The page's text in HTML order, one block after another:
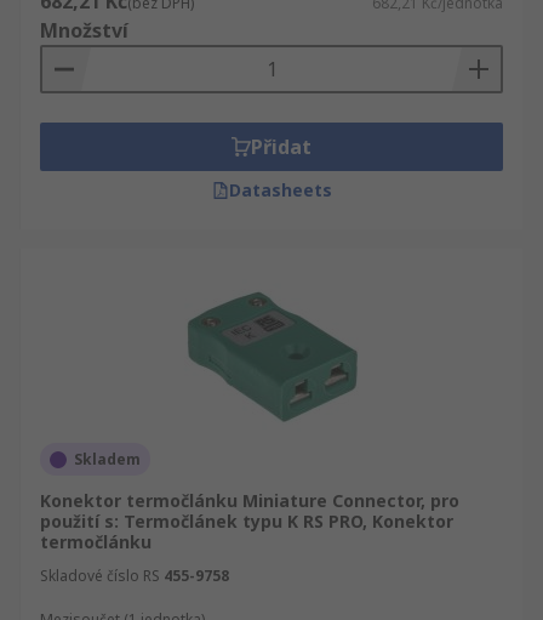
Množství
Přidat
Datasheets
Skladem
Konektor termočlánku Miniature Connector, pro
použití s: Termočlánek typu K RS PRO, Konektor
termočlánku
Skladové číslo RS 455-9758